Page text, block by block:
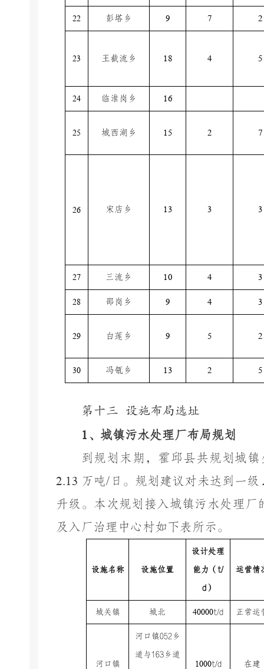
22 彭塔乡 9 7 2
23 王截流乡 18 4 5
24 临淮岗乡 16
25 城西湖乡 15 2 7
26 宋店乡 13 3 3
27 三流乡 10 4 3
28 邵岗乡 9 4 3
29 白莲乡 9 5 2
30 冯瓴乡 13 2 5
第十三
设施布局选址
1 、城镇污水处理厂布局规划
到规划末期，霍邱县共规划城
2.13 万吨/ 日。规划建议对未达到一级
升级。本次规划接入城镇污水处理厂
及入厂治理中心村如下表所示。
设施名称 设施位置
设计处理
能力（ t/
d ）
运营情
城关镇 城北 40000t/d 正常运
河口镇
河口镇052乡
道与163乡道
1000t/d 在建